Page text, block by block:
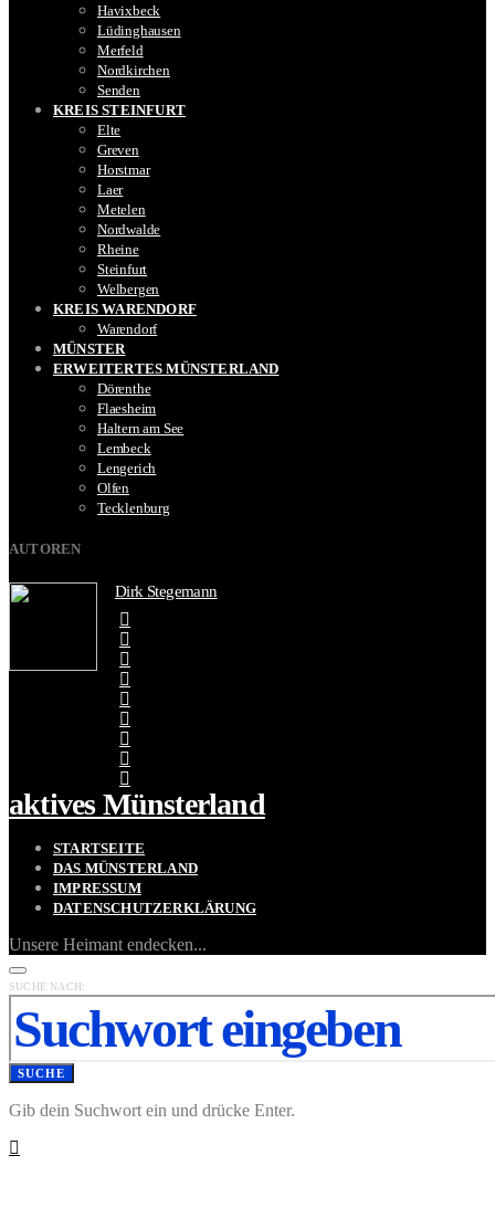
Havixbeck
Lüdinghausen
Merfeld
Nordkirchen
Senden
KREIS STEINFURT
Elte
Greven
Horstmar
Laer
Metelen
Nordwalde
Rheine
Steinfurt
Welbergen
KREIS WARENDORF
Warendorf
MÜNSTER
ERWEITERTES MÜNSTERLAND
Dörenthe
Flaesheim
Haltern am See
Lembeck
Lengerich
Olfen
Tecklenburg
AUTOREN
Dirk Stegemann
aktives Münsterland
STARTSEITE
DAS MÜNSTERLAND
IMPRESSUM
DATENSCHUTZERKLÄRUNG
Unsere Heimant endecken...
SUCHE NACH:
SUCHE
Gib dein Suchwort ein und drücke Enter.